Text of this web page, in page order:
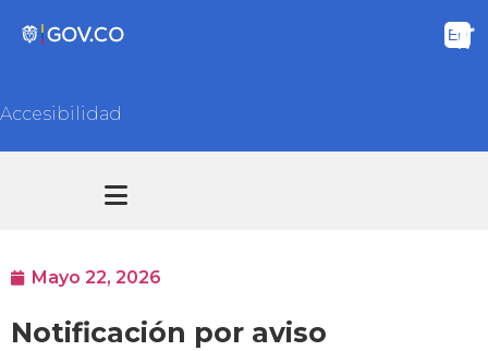
Accesibilidad
Mayo 22, 2026
Notificación por aviso